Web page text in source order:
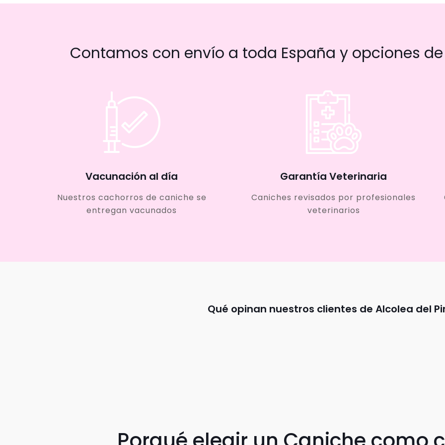
Contamos con envío a toda España y opciones
Vacunación al día
Nuestros cachorros de caniche se
entregan vacunados
Garantía Veterinaria
Caniches revisados por profesionales
veterinarios
Qué opinan nuestros clientes de Alcolea del